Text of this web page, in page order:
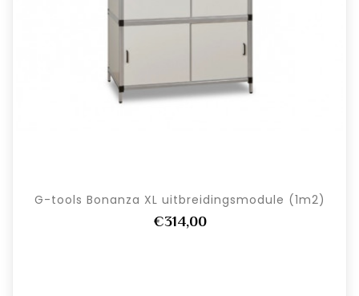
G-tools Bonanza XL uitbreidingsmodule (1m2)
€314,00